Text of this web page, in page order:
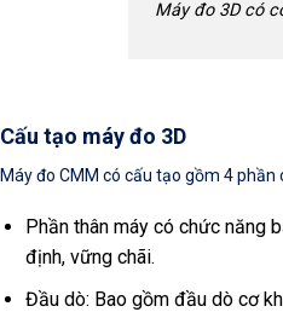
Máy đo 3D có
Cấu tạo máy đo 3D
Máy đo CMM có cấu tạo gồm 4 phần
Phần thân máy có chức năng
định, vững chãi.
Đầu dò: Bao gồm đầu dò cơ